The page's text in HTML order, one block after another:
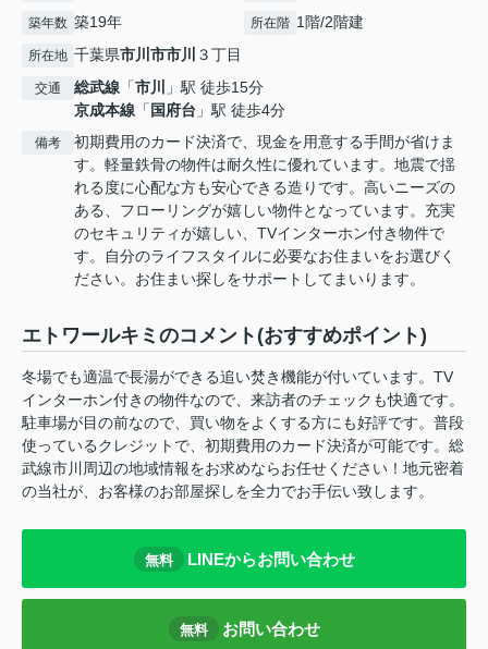
築年数 築19年 所在階 1階/2階建
所在地 千葉県市川市市川 ３丁目
交通 総武線 「市川
」駅 徒歩15分
京成本線 「 国府台 」駅 徒歩4分
備考
初期費用のカード決済で、現金を用意する手間が省けま
す。軽量鉄骨の物件は耐久性に優れています。地震で揺
れる度に心配な方も安心できる造りです。高いニーズの
ある、フローリングが嬉しい物件となっています。充実
のセキュリティが嬉しい、TVインターホン付き物件で
す。自分のライフスタイルに必要なお住まいをお選びく
ださい。お住まい探しをサポートしてまいります。
エトワールキミのコメント(おすすめポイント)
冬場でも適温で長湯ができる追い焚き機能が付いています。TV
インターホン付きの物件なので、来訪者のチェックも快適です。
駐車場が目の前なので、買い物をよくする方にも好評です。普段
使っているクレジットで、初期費用のカード決済が可能です。総
武線市川周辺の地域情報をお求めならお任せください！地元密着
の当社が、お客様のお部屋探しを全力でお手伝い致します。
無料 LINEからお問い合わせ
無料 お問い合わせ